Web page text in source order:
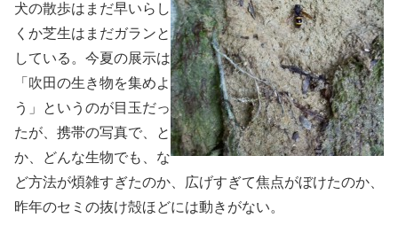
犬の散歩はまだ早いらし
くか芝生はまだガランと
している。今夏の展示は
「吹田の生き物を集めよ
う」というのが目玉だっ
たが、携帯の写真で、と
か、どんな生物でも、な
ど方法が煩雑すぎたのか、広げすぎて焦点がぼけたのか、
昨年のセミの抜け殻ほどには動きがない。